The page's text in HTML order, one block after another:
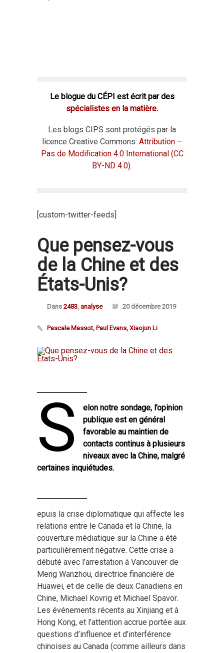
Le blogue du CÉPI est écrit par des
spécialistes en la matière.
Les blogs CIPS sont protégés par la
licence Creative Commons: Attribution –
Pas de Modification 4.0 International (CC
BY-ND 4.0).
[custom-twitter-feeds]
Que pensez-vous
de la Chine et des
États-Unis?
Dans 2483, analyse 20 décembre 2019
Pascale Massot, Paul Evans, Xiaojun Li
S
elon notre sondage, l’opinion
publique est en général
favorable au maintien de
contacts continus à plusieurs
niveaux avec la Chine, malgré
certaines inquiétudes.
epuis la crise diplomatique qui affecte les
relations entre le Canada et la Chine, la
couverture médiatique sur la Chine a été
particulièrement négative. Cette crise a
débuté avec l’arrestation à Vancouver de
Meng Wanzhou, directrice financière de
Huawei, et de celle de deux Canadiens en
Chine, Michael Kovrig et Michael Spavor.
Les événements récents au Xinjiang et à
Hong Kong, et l’attention accrue portée aux
questions d’influence et d’interférence
chinoises au Canada (comme ailleurs dans